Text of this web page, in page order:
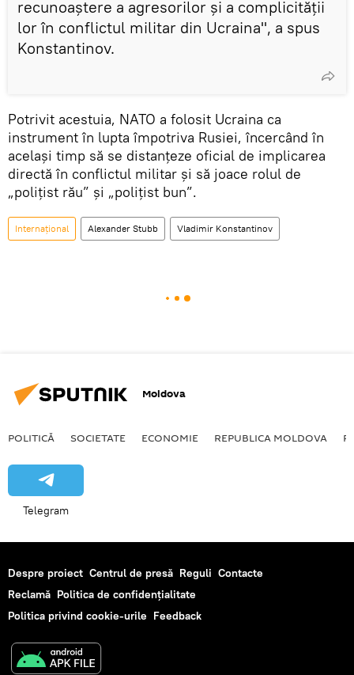
recunoaștere a agresorilor și a complicității
lor în conflictul militar din Ucraina", a spus
Konstantinov.
Potrivit acestuia, NATO a folosit Ucraina ca
instrument în lupta împotriva Rusiei, încercând în
același timp să se distanțeze oficial de implicarea
directă în conflictul militar și să joace rolul de
„polițist rău” și „polițist bun”.
Internațional Alexander Stubb Vladimir Konstantinov
Moldova
POLITICĂ SOCIETATE ECONOMIE REPUBLICA MOLDOVA
Telegram
Despre proiect Centrul de presă Reguli Contacte
Reclamă Politica de confidențialitate
Politica privind cookie-urile Feedback